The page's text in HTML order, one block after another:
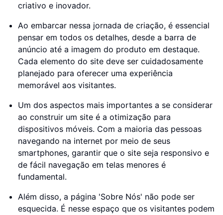
criativo e inovador.
Ao embarcar nessa jornada de criação, é essencial
pensar em todos os detalhes, desde a barra de
anúncio até a imagem do produto em destaque.
Cada elemento do site deve ser cuidadosamente
planejado para oferecer uma experiência
memorável aos visitantes.
Um dos aspectos mais importantes a se considerar
ao construir um site é a otimização para
dispositivos móveis. Com a maioria das pessoas
navegando na internet por meio de seus
smartphones, garantir que o site seja responsivo e
de fácil navegação em telas menores é
fundamental.
Além disso, a página 'Sobre Nós' não pode ser
esquecida. É nesse espaço que os visitantes podem